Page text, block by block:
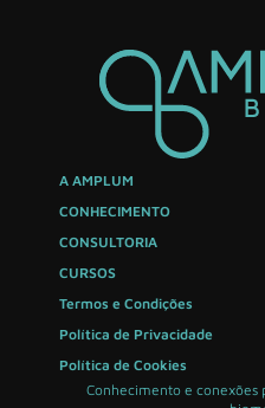
Conhecimento e
A AMPLUM
CONHECIMENTO
CONSULTORIA
CURSOS
Termos e Condições
Política de Privacidade
Política de Cookies